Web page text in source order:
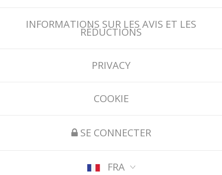
INFORMATIONS SUR LES AVIS ET LES
RÉDUCTIONS
PRIVACY
COOKIE
SE CONNECTER
FRA